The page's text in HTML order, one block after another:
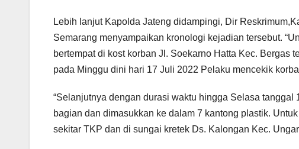
Lebih lanjut Kapolda Jateng didampingi, Dir
Semarang menyampaikan kronologi kejadian tersebut.
bertempat di kost korban Jl. Soekarno Hatta Kec. Bergas
pada Minggu dini hari 17 Juli 2022 Pelaku mencekik
“Selanjutnya dengan durasi waktu hingga Selasa
bagian dan dimasukkan ke dalam 7 kantong plastik.
sekitar TKP dan di sungai kretek Ds. Kalongan Kec.